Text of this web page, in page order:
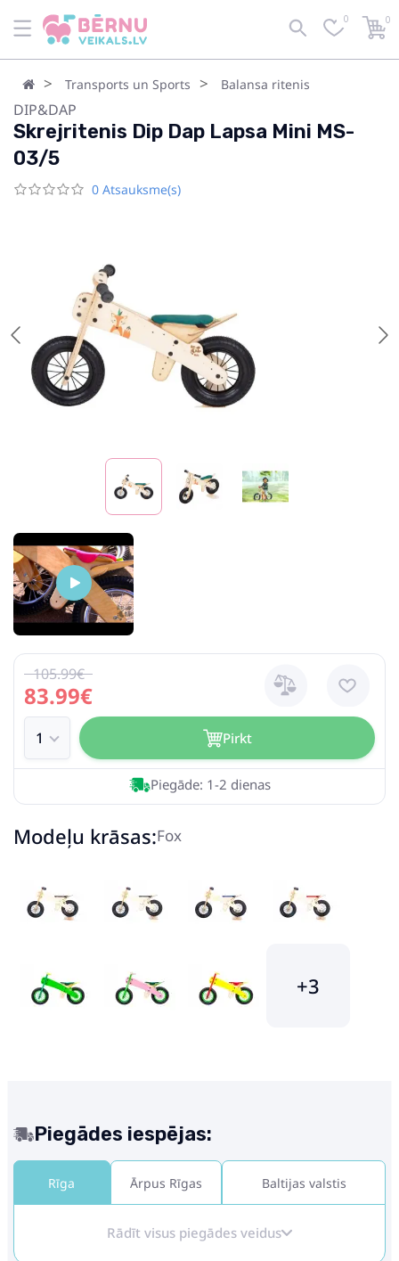
0 0
Transports un Sports Balansa ritenis
DIP&DAP
Skrejritenis Dip Dap Lapsa Mini MS-
03/5
0 Atsauksme(s)
83.99€
105.99€
Pirkt
Piegāde: 1-2 dienas
Modeļu krāsas:Fox
+3
Piegādes iespējas:
Rīga Ārpus Rīgas Baltijas valstis
Rādīt visus piegādes veidus